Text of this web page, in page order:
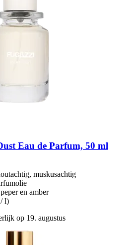
Eau de Parfum, 50 ml
muskusachtig
en amber
l)
op 19. augustus